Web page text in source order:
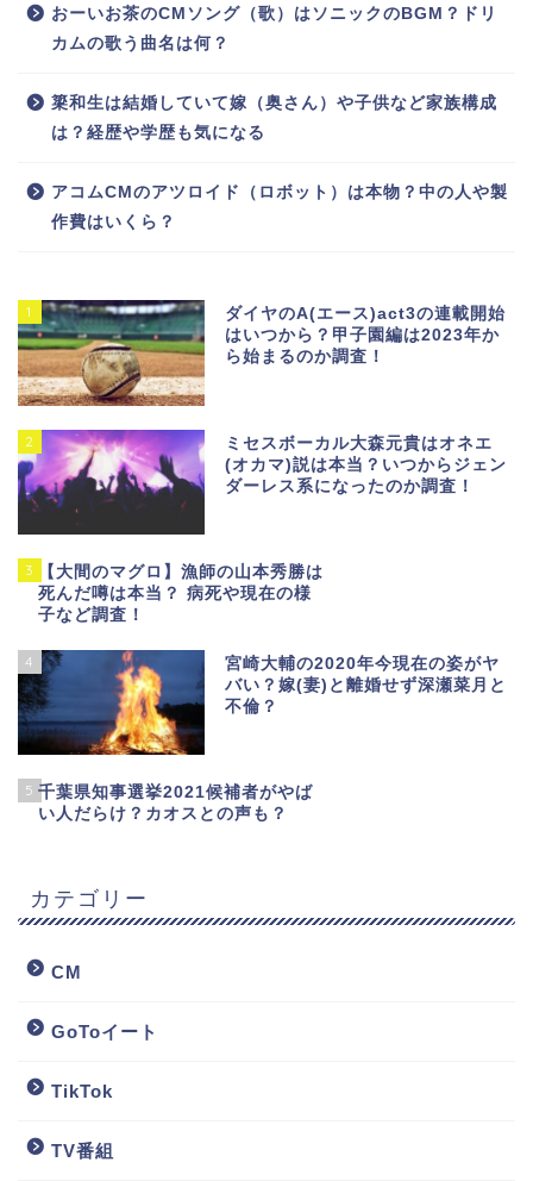
おーいお茶のCMソング（歌）はソニックのBGM？ドリ
カムの歌う曲名は何？
簗和生は結婚していて嫁（奥さん）や子供など家族構成
は？経歴や学歴も気になる
アコムCMのアツロイド（ロボット）は本物？中の人や製
作費はいくら？
1
ダイヤのA(エース)act3の連載開始
はいつから？甲子園編は2023年か
ら始まるのか調査！
2
ミセスボーカル大森元貴はオネエ
(オカマ)説は本当？いつからジェン
ダーレス系になったのか調査！
3
【大間のマグロ】漁師の山本秀勝は
死んだ噂は本当？ 病死や現在の様
子など調査！
4
宮崎大輔の2020年今現在の姿がヤ
バい？嫁(妻)と離婚せず深瀬菜月と
不倫？
5 千葉県知事選挙2021候補者がやば
い人だらけ？カオスとの声も？
カテゴリー
CM
GoToイート
TikTok
TV番組